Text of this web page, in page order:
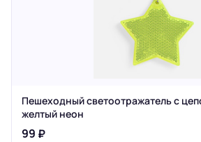
Пешеходный светоотражатель с
желтый неон
99 ₽